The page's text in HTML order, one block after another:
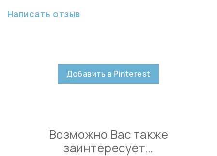
Написать отзыв
Добавить в Pinterest
Возможно Вас также
заинтересует…